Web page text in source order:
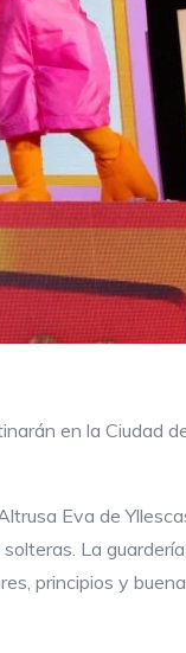
en la Ciudad
Eva de
La
principios y